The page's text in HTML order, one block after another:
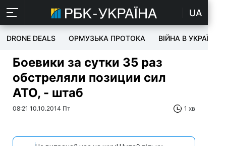
UA
DRONE DEALS ОРМУЗЬКА ПРОТОКА ВІЙНА В УКРАЇНІ
Боевики за сутки 35 раз
обстреляли позиции сил
АТО, - штаб
08:21 10.10.2014 Пт 1 хв